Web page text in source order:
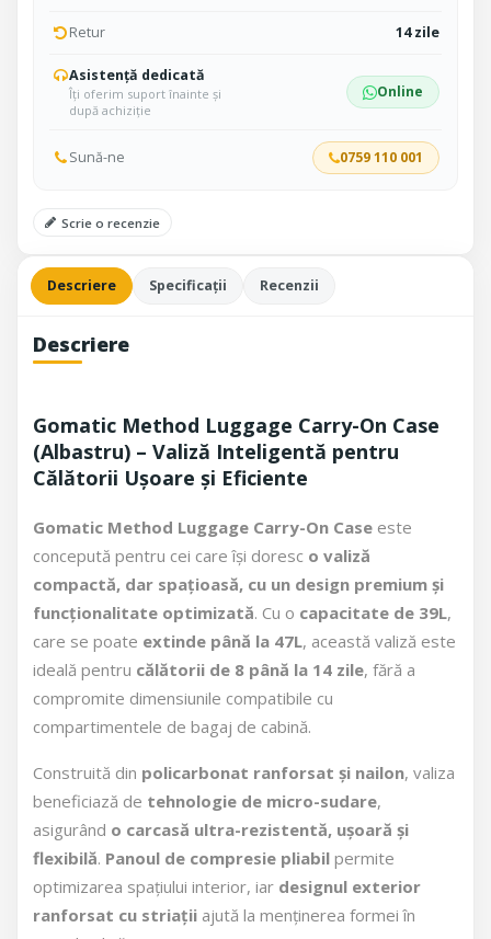
Retur 14 zile
Asistență dedicată
Îți oferim suport înainte și
după achiziție
Online
Sună-ne 0759 110 001
Scrie o recenzie
Descriere Specificații Recenzii
Descriere
Gomatic Method Luggage Carry-On Case
(Albastru) – Valiză Inteligentă pentru
Călătorii Ușoare și Eficiente
Gomatic Method Luggage Carry-On Case este
concepută pentru cei care își doresc o valiză
compactă, dar spațioasă, cu un design premium și
funcționalitate optimizată. Cu o capacitate de 39L,
care se poate extinde până la 47L, această valiză este
ideală pentru călătorii de 8 până la 14 zile, fără a
compromite dimensiunile compatibile cu
compartimentele de bagaj de cabină.
Construită din policarbonat ranforsat și nailon, valiza
beneficiază de tehnologie de micro-sudare,
asigurând o carcasă ultra-rezistentă, ușoară și
flexibilă. Panoul de compresie pliabil permite
optimizarea spațiului interior, iar designul exterior
ranforsat cu striații ajută la menținerea formei în